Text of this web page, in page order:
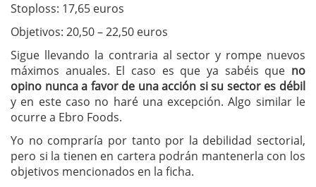
Stoploss: 17,65 euros
Objetivos: 20,50 – 22,50 euros
Sigue llevando la contraria al sector y rompe nuevos
máximos anuales. El caso es que ya sabéis que no
opino nunca a favor de una acción si su sector es débil
y en este caso no haré una excepción. Algo similar le
ocurre a Ebro Foods.
Yo no compraría por tanto por la debilidad sectorial,
pero si la tienen en cartera podrán mantenerla con los
objetivos mencionados en la ficha.